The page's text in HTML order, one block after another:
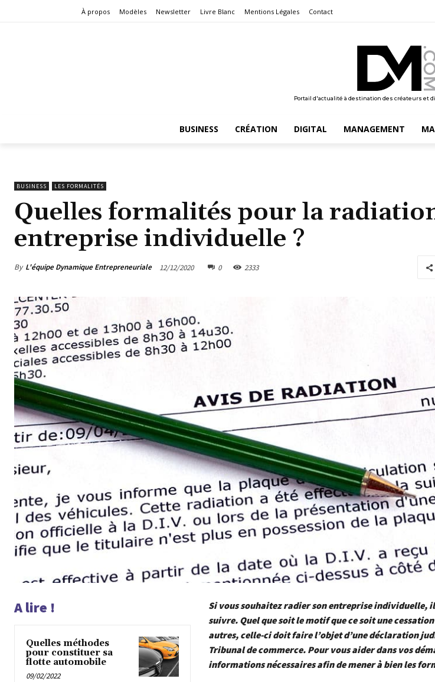
À propos Modèles Newsletter Livre Blanc Mentions Légales Contact
Portail d'actualité à destination des créateurs et
BUSINESS CRÉATION DIGITAL MANAGEMENT
BUSINESS LES FORMALITÉS
Quelles formalités pour la
entreprise individuelle ?
By L'équipe Dynamique Entrepreneuriale 12/12/2020 0 2333
A lire !
Quelles méthodes
pour constituer sa
flotte automobile
09/02/2022
Si vous souhaitez radier son entreprise individuelle,
suivre. Quel que soit le motif que ce soit une
autres, celle-ci doit faire l’objet d’une déclaration
Tribunal de commerce. Pour vous aider dans vos
informations nécessaires afin de mener à bien les